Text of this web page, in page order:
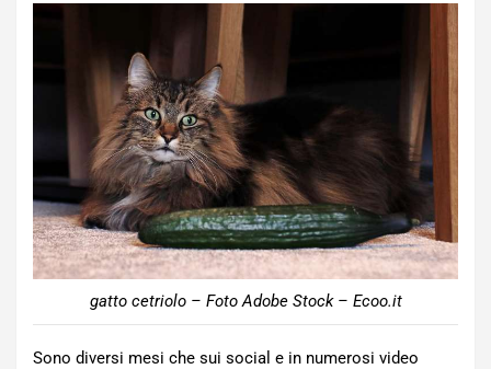
gatto cetriolo – Foto Adobe Stock – Ecoo.it
Sono diversi mesi che sui social e in numerosi video